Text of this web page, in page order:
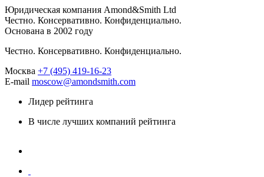
Юридическая компания Amond&Smith Ltd
Честно. Консервативно. Конфиденциально.
Основана в 2002 году
Честно. Консервативно. Конфиденциально.
Москва +7 (495) 419-16-23
E-mail moscow@amondsmith.com
Лидер рейтинга
В числе лучших компаний рейтинга